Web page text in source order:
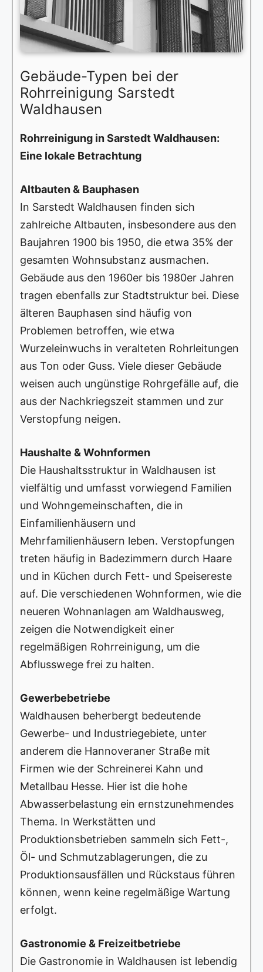
Gebäude-Typen bei der
Rohrreinigung Sarstedt
Waldhausen
Rohrreinigung in Sarstedt Waldhausen:
Eine lokale Betrachtung
Altbauten & Bauphasen
In Sarstedt Waldhausen finden sich
zahlreiche Altbauten, insbesondere aus den
Baujahren 1900 bis 1950, die etwa 35% der
gesamten Wohnsubstanz ausmachen.
Gebäude aus den 1960er bis 1980er Jahren
tragen ebenfalls zur Stadtstruktur bei. Diese
älteren Bauphasen sind häufig von
Problemen betroffen, wie etwa
Wurzeleinwuchs in veralteten Rohrleitungen
aus Ton oder Guss. Viele dieser Gebäude
weisen auch ungünstige Rohrgefälle auf, die
aus der Nachkriegszeit stammen und zur
Verstopfung neigen.
Haushalte & Wohnformen
Die Haushaltsstruktur in Waldhausen ist
vielfältig und umfasst vorwiegend Familien
und Wohngemeinschaften, die in
Einfamilienhäusern und
Mehrfamilienhäusern leben. Verstopfungen
treten häufig in Badezimmern durch Haare
und in Küchen durch Fett- und Speisereste
auf. Die verschiedenen Wohnformen, wie die
neueren Wohnanlagen am Waldhausweg,
zeigen die Notwendigkeit einer
regelmäßigen Rohrreinigung, um die
Abflusswege frei zu halten.
Gewerbebetriebe
Waldhausen beherbergt bedeutende
Gewerbe- und Industriegebiete, unter
anderem die Hannoveraner Straße mit
Firmen wie der Schreinerei Kahn und
Metallbau Hesse. Hier ist die hohe
Abwasserbelastung ein ernstzunehmendes
Thema. In Werkstätten und
Produktionsbetrieben sammeln sich Fett-,
Öl- und Schmutzablagerungen, die zu
Produktionsausfällen und Rückstaus führen
können, wenn keine regelmäßige Wartung
erfolgt.
Gastronomie & Freizeitbetriebe
Die Gastronomie in Waldhausen ist lebendig